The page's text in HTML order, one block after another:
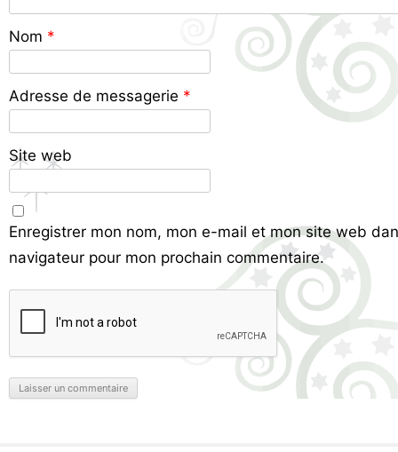
Nom *
Adresse de messagerie *
Site web
Enregistrer mon nom, mon e-mail et mon site web
navigateur pour mon prochain commentaire.